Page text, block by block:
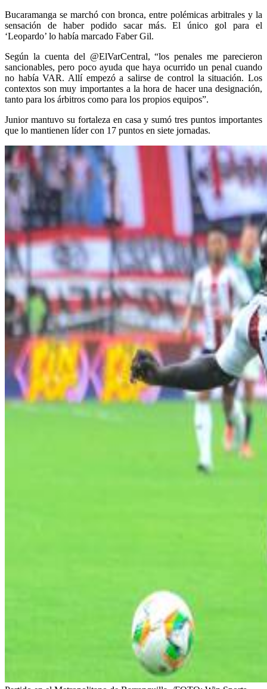
Bucaramanga se marchó con bronca, entre polémicas arbitrales y la
sensación de haber podido sacar más. El único gol para el
‘Leopardo’ lo había marcado Faber Gil.
Según la cuenta del @ElVarCentral, “los penales me parecieron
sancionables, pero poco ayuda que haya ocurrido un penal cuando
no había VAR. Allí empezó a salirse de control la situación. Los
contextos son muy importantes a la hora de hacer una designación,
tanto para los árbitros como para los propios equipos”.
Junior mantuvo su fortaleza en casa y sumó tres puntos importantes
que lo mantienen líder con 17 puntos en siete jornadas.